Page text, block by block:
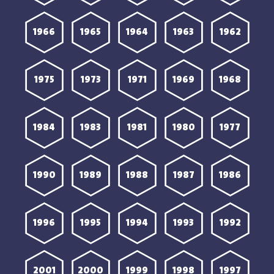
1962
1963
1964
1965
1966
1968
1969
1971
1973
1975
1977
1980
1981
1983
1984
1986
1987
1988
1989
1990
1992
1993
1994
1995
1996